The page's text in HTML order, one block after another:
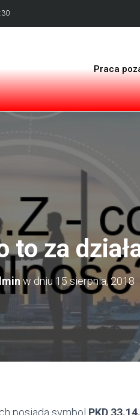
Praca
to za
w dniu 15 sierpnia, 2018
posiada symbol PKD